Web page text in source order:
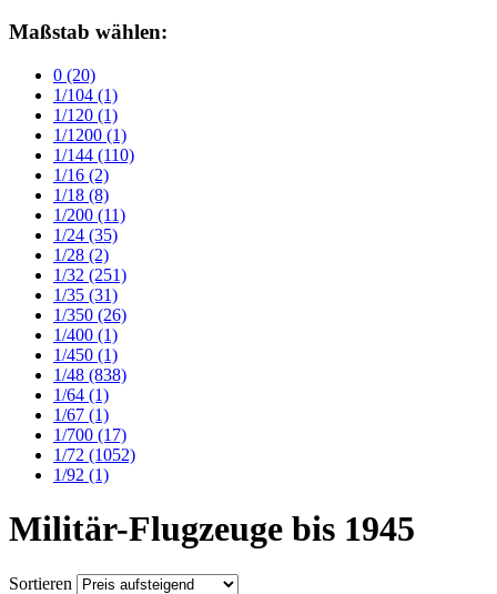
Maßstab wählen:
0 (20)
1/104 (1)
1/120 (1)
1/1200 (1)
1/144 (110)
1/16 (2)
1/18 (8)
1/200 (11)
1/24 (35)
1/28 (2)
1/32 (251)
1/35 (31)
1/350 (26)
1/400 (1)
1/450 (1)
1/48 (838)
1/64 (1)
1/67 (1)
1/700 (17)
1/72 (1052)
1/92 (1)
Militär-Flugzeuge bis 1945
Sortieren